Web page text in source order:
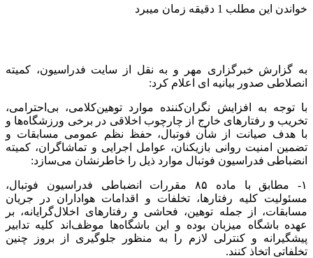
خواندن این مطلب 1 دقیقه زمان میبرد
به گزارش خبرگزاری مهر و به نقل از سایت فدراسیون، کمیته
انصلاطی صدور بیانیه ای اعلام کرد:
با توجه به افزایش نگران‌کننده موارد توهین‌کلامی، بی‌احترامی،
تخریب و رفتارهای خارج از چارچوب اخلاقی در برخی ورزشگاه‌ها و
با هدف صیانت از شأن فوتبال، حفظ نظم عمومی مسابقات و
تضمین امنیت روانی بازیکنان، عوامل اجرایی و تماشاگران، کمیته
انضباطی فدراسیون فوتبال موارد ذیل را خاطرنشان می‌سازد:
۱- مطابق با ماده ۸۵ مقررات انضباطی فدراسیون فوتبال،
مسئولیت کلیه رفتارها، تخلفات و اقدامات هواداران در جریان
مسابقات، از جمله توهین، فحاشی و رفتارهای اخلال‌گرایانه، بر
عهده باشگاه میزبان بوده و این باشگاه‌ها موظف‌اند کلیه تدابیر
پیشگیرانه و کنترلی لازم را به منظور جلوگیری از بروز چنین
تخلفاتی اتخاذ کنند.